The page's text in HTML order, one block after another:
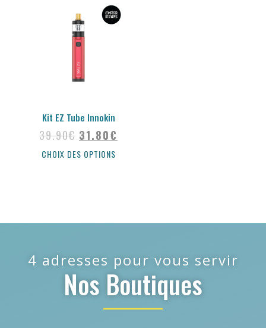
Kit EZ Tube Innokin
39.90€ 31.80€
CHOIX DES OPTIONS
4 adresses pour vous servir
Nos Boutiques